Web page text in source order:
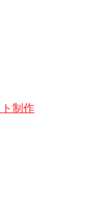
制作